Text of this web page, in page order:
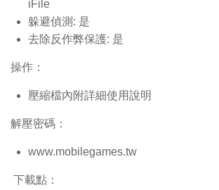
iFile
躲避偵測: 是
去除反作弊保護: 是
操作：
壓縮檔內附詳細使用說明
解壓密碼：
www.mobilegames.tw
下載點：